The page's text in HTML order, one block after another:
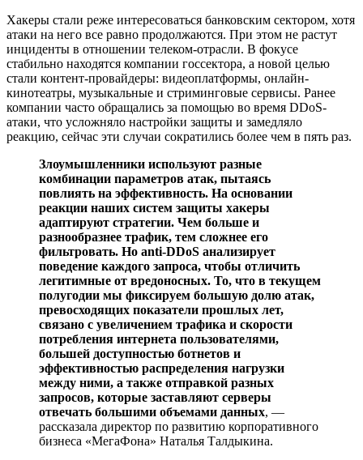
Хакеры стали реже интересоваться банковским сектором, хотя
атаки на него все равно продолжаются. При этом не растут
инциденты в отношении телеком-отрасли. В фокусе
стабильно находятся компании госсектора, а новой целью
стали контент-провайдеры: видеоплатформы, онлайн-
кинотеатры, музыкальные и стриминговые сервисы. Ранее
компании часто обращались за помощью во время DDoS-
атаки, что усложняло настройки защиты и замедляло
реакцию, сейчас эти случаи сократились более чем в пять раз.
Злоумышленники используют разные
комбинации параметров атак, пытаясь
повлиять на эффективность. На основании
реакции наших систем защиты хакеры
адаптируют стратегии. Чем больше и
разнообразнее трафик, тем сложнее его
фильтровать. Но anti-DDoS анализирует
поведение каждого запроса, чтобы отличить
легитимные от вредоносных. То, что в текущем
полугодии мы фиксируем большую долю атак,
превосходящих показатели прошлых лет,
связано с увеличением трафика и скорости
потребления интернета пользователями,
большей доступностью ботнетов и
эффективностью распределения нагрузки
между ними, а также отправкой разных
запросов, которые заставляют серверы
отвечать большими объемами данных, —
рассказала директор по развитию корпоративного
бизнеса «МегаФона» Наталья Талдыкина.